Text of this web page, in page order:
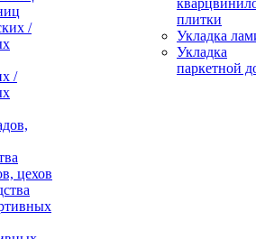
/
цехов
плитки
Укладка
Укладка
паркетной